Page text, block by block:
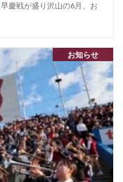
早慶戦が盛り沢山の6月、お
お知らせ